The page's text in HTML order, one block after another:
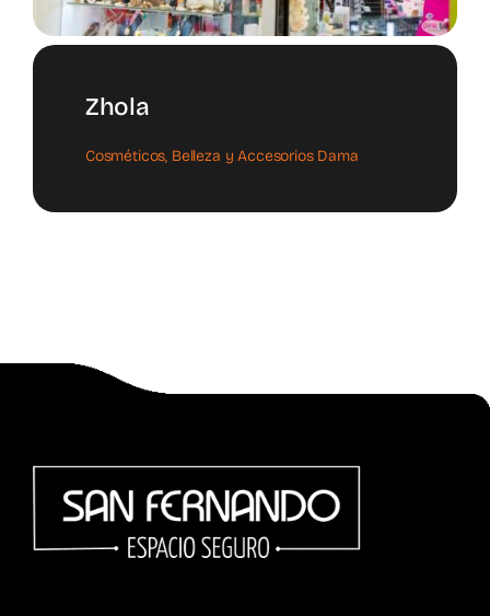
Zhola
Cosméticos, Belleza y Accesorios Dama